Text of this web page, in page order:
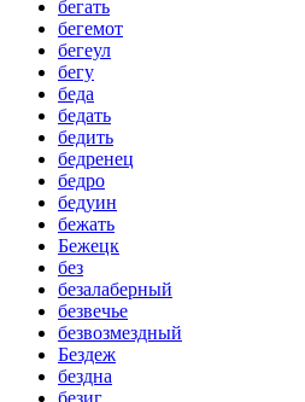
бегать
бегемот
бегеул
бегу
беда
бедать
бедить
бедренец
бедро
бедуин
бежать
Бежецк
без
безалаберный
безвечье
безвозмездный
Бездеж
бездна
безиг